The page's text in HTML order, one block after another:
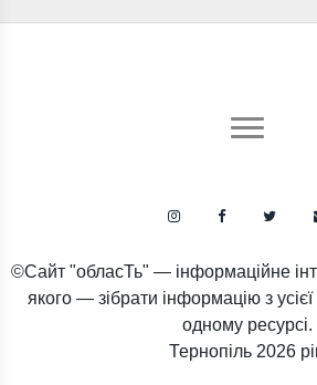
©Сайт "обласТь" — інформаційне
якого — зібрати інформацію з
одному ресурсі.
Тернопіль 2026